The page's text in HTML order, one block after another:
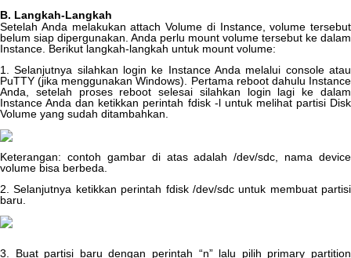
B. Langkah-Langkah
Setelah Anda melakukan attach Volume di Instance, volume tersebut
belum siap dipergunakan Anda perlu mount volume tersebut ke dalam
Instance Berikut langkah-langkah untuk mount volume:
1
Selanjutnya silahkan login ke Instance Anda melalui console atau
PuTTY (jika menggunakan Windows) Pertama reboot dahulu Instance
Anda
setelah proses reboot selesai silahkan login lagi ke dalam
Instance Anda dan ketikkan perintah fdisk -l untuk melihat partisi Disk
Volume yang sudah ditambahkan
Keterangan: contoh gambar di atas adalah /dev/sdc nama device
volume bisa berbeda
2
Selanjutnya ketikkan perintah fdisk /dev/sdc untuk membuat partisi
baru
3. Buat partisi baru dengan perintah “n” lalu pilih primary partition